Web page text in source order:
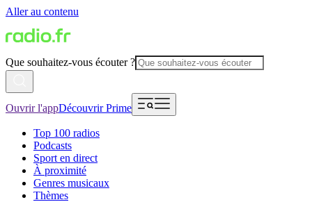
Aller au contenu
Que souhaitez-vous écouter ?
Ouvrir l'appDécouvrir Prime
Top 100 radios
Podcasts
Sport en direct
À proximité
Genres musicaux
Thèmes